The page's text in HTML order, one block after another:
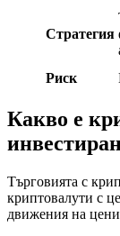
Стратегия
Риск
Какво е
Търговията с
криптовалути с
движения на